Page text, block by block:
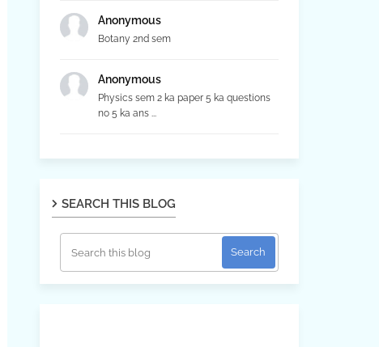
Anonymous
Botany 2nd sem
Anonymous
Physics sem 2 ka paper 5 ka questions
no 5 ka ans ...
SEARCH THIS BLOG